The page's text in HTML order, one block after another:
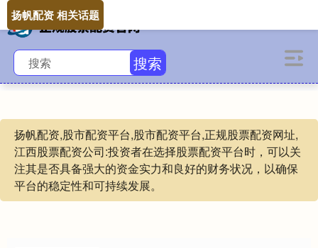
搜索
扬帆配资,股市配资平台,股市配资平台,正规股票配资网址,
江西股票配资公司:投资者在选择股票配资平台时，可以关
注其是否具备强大的资金实力和良好的财务状况，以确保
平台的稳定性和可持续发展。
扬帆配资 相关话题